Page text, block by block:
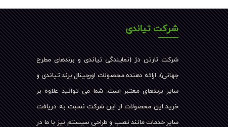
شرکت تیاندی
شرکت تارتن دژ (نمایندگی تیاندی و برندهای مطرح
جهانی)، ارائه دهنده محصولات اورجینال برند تیاندی و
سایر برندهای معتبر است. شما می توانید علاوه بر
خرید این محصولات از این شرکت نسبت به دریافت
سایر خدمات مانند نصب و طراحی سیستم نیز با ما در